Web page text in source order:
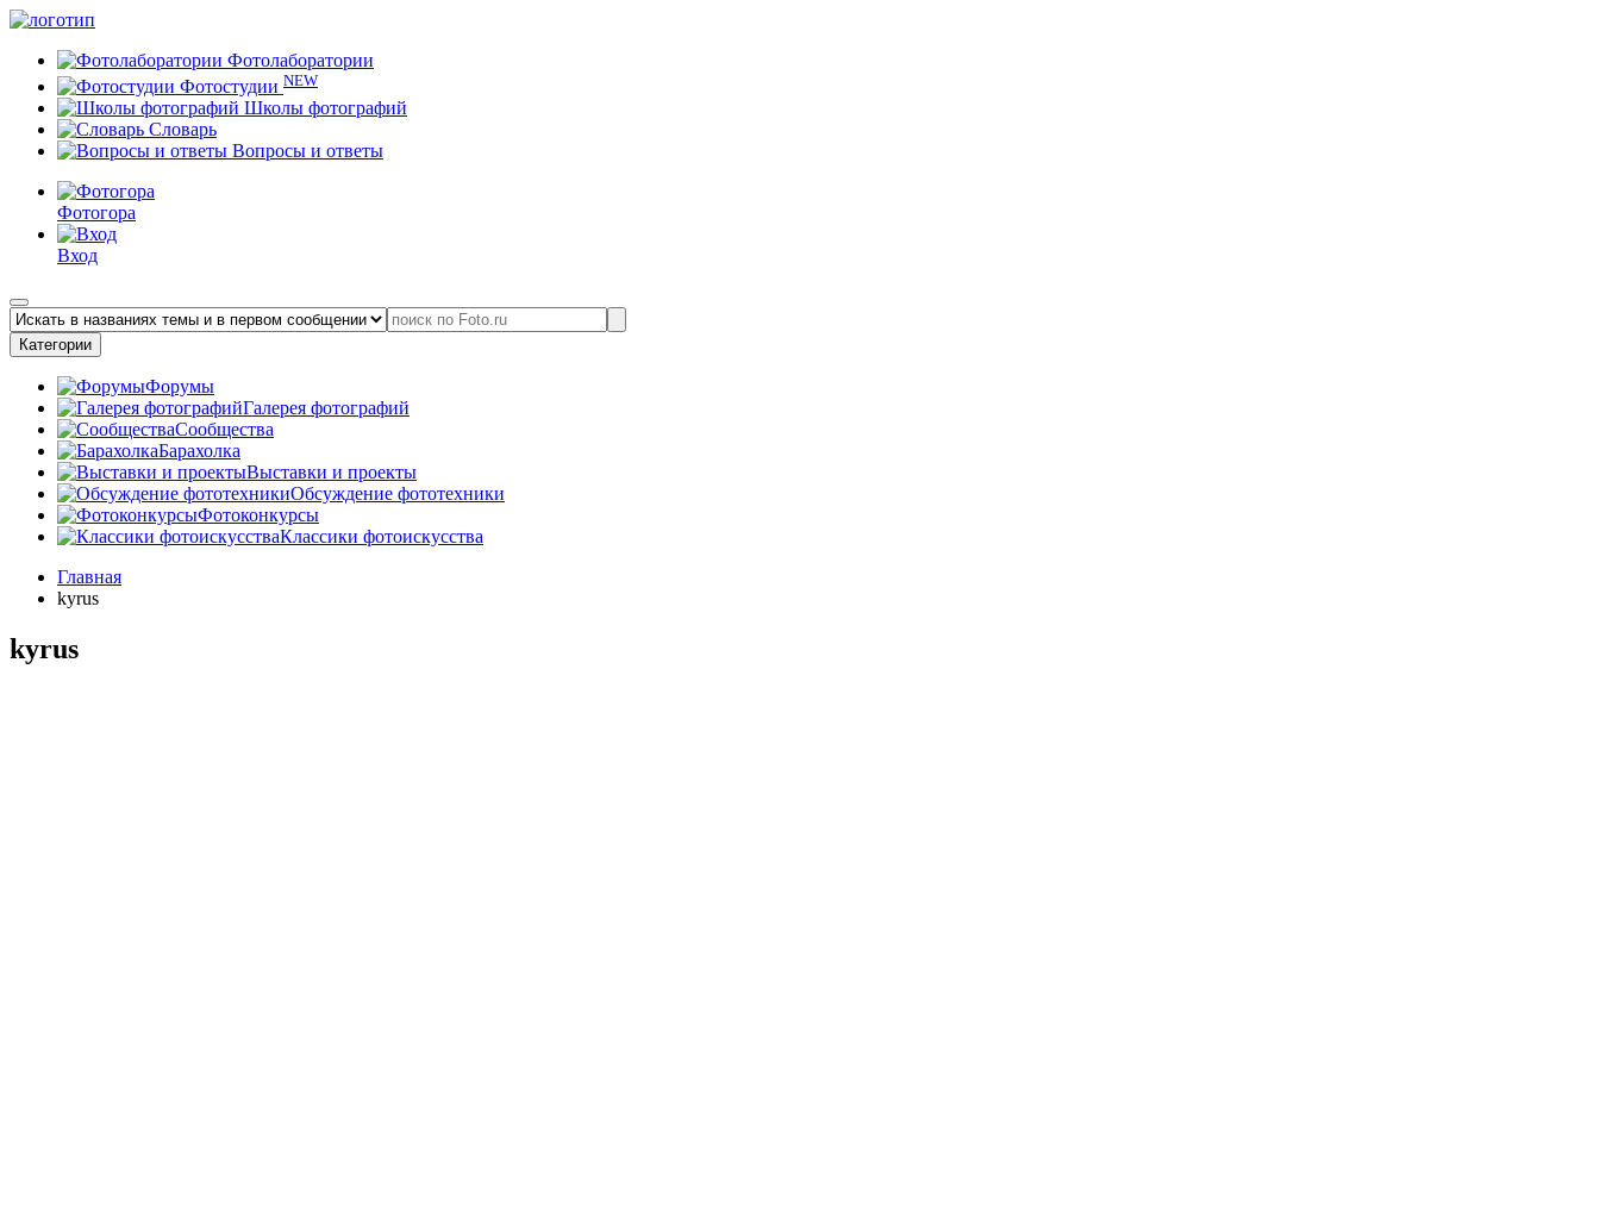
Фотолаборатории
Фотостудии NEW
Школы фотографий
Словарь
Вопросы и ответы
Фотогора
Вход
Категории
Форумы
Галерея фотографий
Сообщества
Барахолка
Выставки и проекты
Обсуждение фототехники
Фотоконкурсы
Классики фотоискусства
Главная
kyrus
kyrus